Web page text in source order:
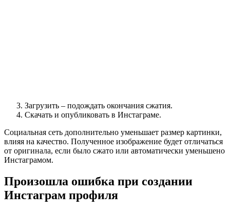
Загрузить – подождать окончания сжатия.
Скачать и опубликовать в Инстаграме.
Социальная сеть дополнительно уменьшает размер картинки,
влияя на качество. Полученное изображение будет отличаться
от оригинала, если было сжато или автоматически уменьшено
Инстаграмом.
Произошла ошибка при создании
Инстаграм профиля